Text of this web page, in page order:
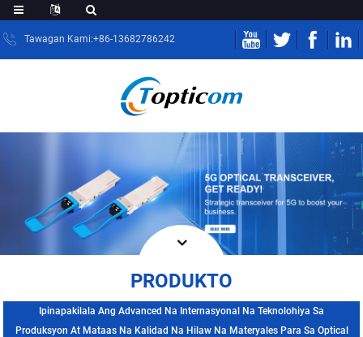
Tawagan Kami:+86-13682786242
PRODUKTO
Ipinapakilala Ang Advanced Na Internasyonal Na Teknolohiya Sa
Produksyon At Mataas Na Kalidad Na Hilaw Na Materyales Para Sa Optical